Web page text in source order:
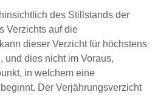
des Stillstands der
Verzichts auf die
dieser Verzicht für höchstens
und dies nicht im Voraus,
in welchem eine
Der Verjährungsverzicht